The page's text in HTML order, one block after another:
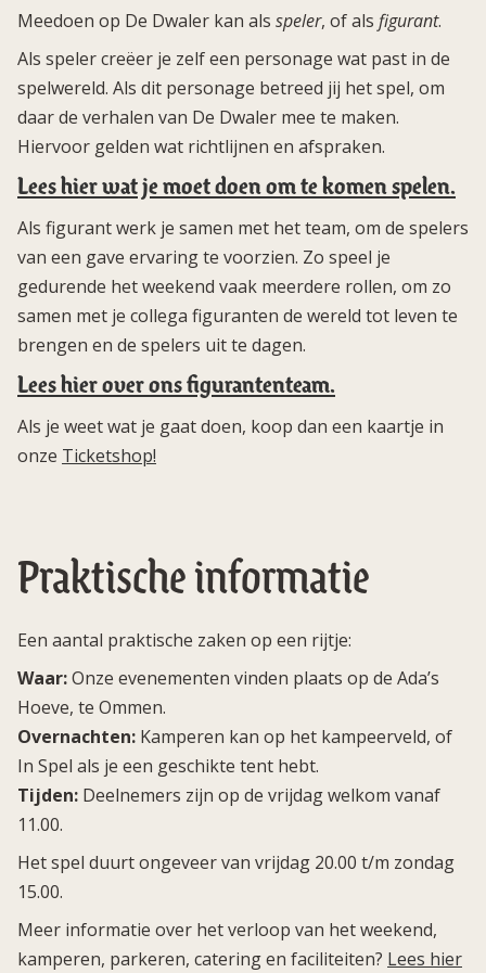
Meedoen op De Dwaler kan als speler, of als figurant.
Als speler creëer je zelf een personage wat past in de
spelwereld. Als dit personage betreed jij het spel, om
daar de verhalen van De Dwaler mee te maken.
Hiervoor gelden wat richtlijnen en afspraken.
Lees hier wat je moet doen om te komen spelen.
Als figurant werk je samen met het team, om de spelers
van een gave ervaring te voorzien. Zo speel je
gedurende het weekend vaak meerdere rollen, om zo
samen met je collega figuranten de wereld tot leven te
brengen en de spelers uit te dagen.
Lees hier over ons figurantenteam.
Als je weet wat je gaat doen, koop dan een kaartje in
onze Ticketshop!
Praktische informatie
Een aantal praktische zaken op een rijtje:
Waar:Onze evenementen vinden plaats op de Ada’s
Hoeve, te Ommen.
Overnachten: Kamperen kan op het kampeerveld, of
In Spel als je een geschikte tent hebt.
Tijden: Deelnemers zijn op de vrijdag welkom vanaf
11.00.
Het spel duurt ongeveer van vrijdag 20.00 t/m zondag
15.00.
Meer informatie over het verloop van het weekend,
kamperen, parkeren, catering en faciliteiten? Lees hier